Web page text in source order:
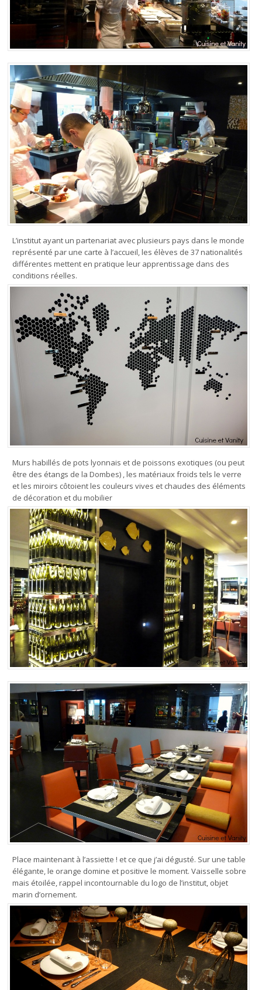
L’institut ayant un partenariat avec plusieurs pays dans le monde
représenté par une carte à l’accueil, les élèves de 37 nationalités
différentes mettent en pratique leur apprentissage dans des
conditions réelles.
Murs habillés de pots lyonnais et de poissons exotiques (ou peut
être des étangs de la Dombes) , les matériaux froids tels le verre
et les miroirs côtoient les couleurs vives et chaudes des éléments
de décoration et du mobilier
Place maintenant à l’assiette ! et ce que j’ai dégusté. Sur une table
élégante, le orange domine et positive le moment. Vaisselle sobre
mais étoilée, rappel incontournable du logo de l’institut, objet
marin d’ornement.